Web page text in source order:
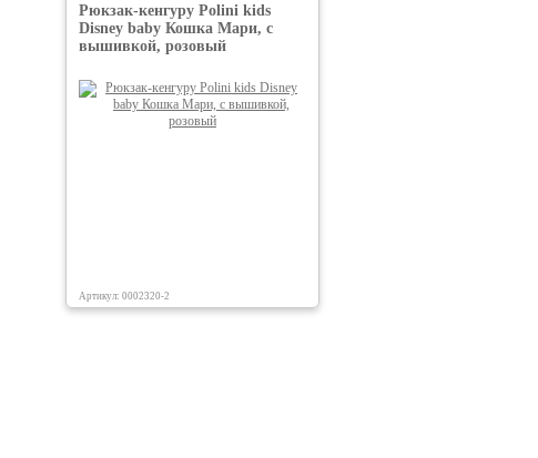
Рюкзак-кенгуру Polini kids
Disney baby Кошка Мари, с
вышивкой, розовый
Артикул: 0002320-2